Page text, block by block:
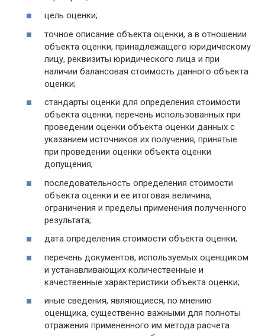
цель оценки;
точное описание объекта оценки, а в отношении
объекта оценки, принадлежащего юридическому
лицу, реквизиты юридического лица и при
наличии балансовая стоимость данного объекта
оценки;
стандарты оценки для определения стоимости
объекта оценки, перечень использованных при
проведении оценки объекта оценки данных с
указанием источников их получения, принятые
при проведении оценки объекта оценки
допущения;
последовательность определения стоимости
объекта оценки и ее итоговая величина,
ограничения и пределы применения полученного
результата;
дата определения стоимости объекта оценки;
перечень документов, используемых оценщиком
и устанавливающих количественные и
качественные характеристики объекта оценки;
иные сведения, являющиеся, по мнению
оценщика, существенно важными для полноты
отражения примененного им метода расчета